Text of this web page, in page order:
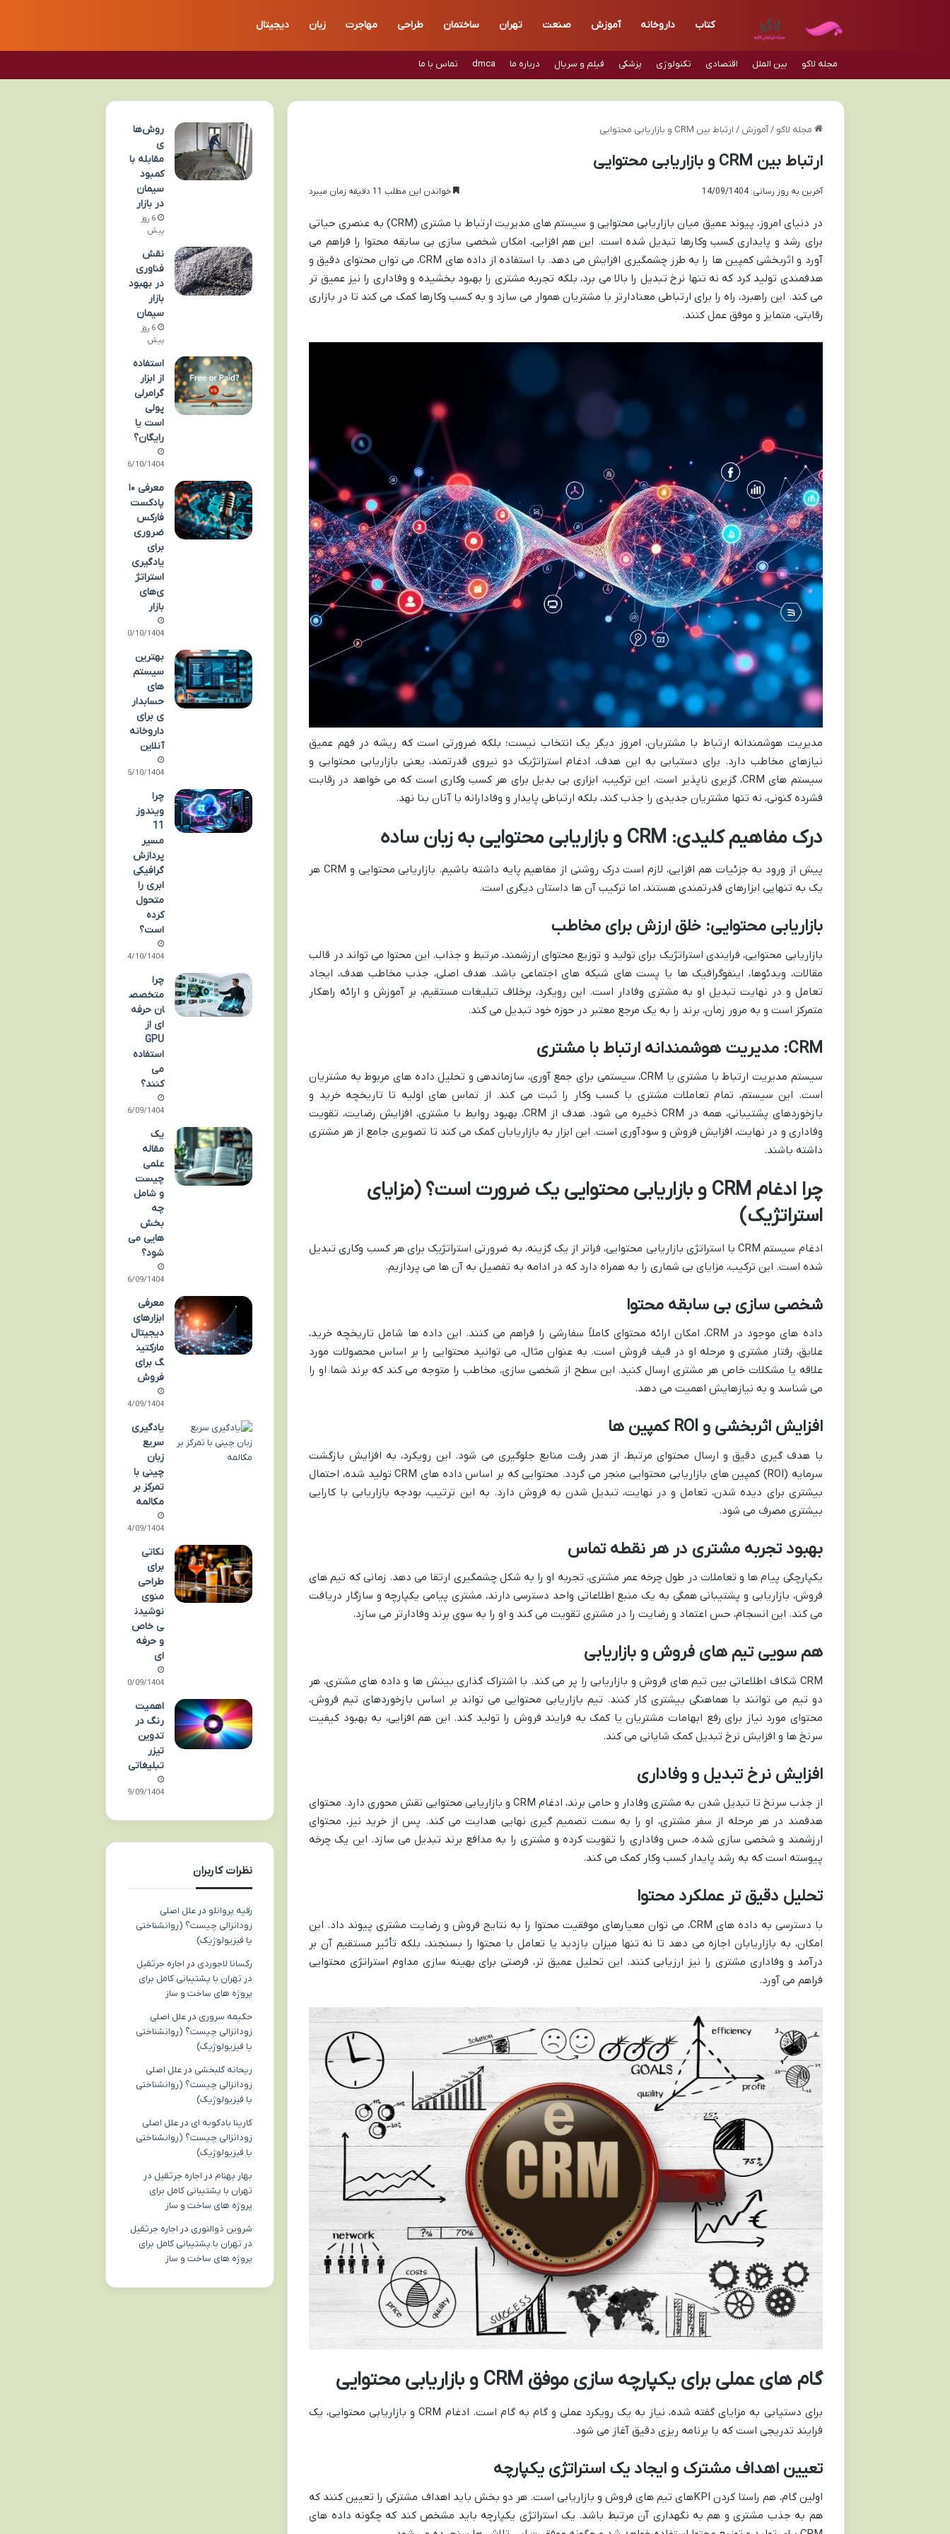
کتاب داروخانه آموزش صنعت تهران ساختمان طراحی مهاجرت زبان دیجیتال
مجله لاکو بین الملل اقتصادی تکنولوژی پزشکی فیلم و سریال درباره ما dmca تماس با ما
مجله لاکو / آموزش / ارتباط بین CRM و بازاریابی محتوایی
ارتباط بین CRM و بازاریابی محتوایی
آخرین به روز رسانی: 14/09/1404 خواندن این مطلب 11 دقیقه زمان میبرد
در دنیای امروز، پیوند عمیق میان بازاریابی محتوایی و سیستم های مدیریت ارتباط با مشتری (CRM) به عنصری حیاتی
برای رشد و پایداری کسب وکارها تبدیل شده است. این هم افزایی، امکان شخصی سازی بی سابقه محتوا را فراهم می
آورد و اثربخشی کمپین ها را به طرز چشمگیری افزایش می دهد. با استفاده از داده های CRM، می توان محتوای دقیق و
هدفمندی تولید کرد که نه تنها نرخ تبدیل را بالا می برد، بلکه تجربه مشتری را بهبود بخشیده و وفاداری را نیز عمیق تر
می کند. این راهبرد، راه را برای ارتباطی معنادارتر با مشتریان هموار می سازد و به کسب وکارها کمک می کند تا در بازاری
رقابتی، متمایز و موفق عمل کنند.
مدیریت هوشمندانه ارتباط با مشتریان، امروز دیگر یک انتخاب نیست؛ بلکه ضرورتی است که ریشه در فهم عمیق
نیازهای مخاطب دارد. برای دستیابی به این هدف، ادغام استراتژیک دو نیروی قدرتمند، یعنی بازاریابی محتوایی و
سیستم های CRM، گزیری ناپذیر است. این ترکیب، ابزاری بی بدیل برای هر کسب وکاری است که می خواهد در رقابت
فشرده کنونی، نه تنها مشتریان جدیدی را جذب کند، بلکه ارتباطی پایدار و وفادارانه با آنان بنا نهد.
درک مفاهیم کلیدی: CRM و بازاریابی محتوایی به زبان ساده
پیش از ورود به جزئیات هم افزایی، لازم است درک روشنی از مفاهیم پایه داشته باشیم. بازاریابی محتوایی و CRM هر
یک به تنهایی ابزارهای قدرتمندی هستند، اما ترکیب آن ها داستان دیگری است.
بازاریابی محتوایی: خلق ارزش برای مخاطب
بازاریابی محتوایی، فرایندی استراتژیک برای تولید و توزیع محتوای ارزشمند، مرتبط و جذاب. این محتوا می تواند در قالب
مقالات، ویدئوها، اینفوگرافیک ها یا پست های شبکه های اجتماعی باشد. هدف اصلی، جذب مخاطب هدف، ایجاد
تعامل و در نهایت تبدیل او به مشتری وفادار است. این رویکرد، برخلاف تبلیغات مستقیم، بر آموزش و ارائه راهکار
متمرکز است و به مرور زمان، برند را به یک مرجع معتبر در حوزه خود تبدیل می کند.
CRM: مدیریت هوشمندانه ارتباط با مشتری
سیستم مدیریت ارتباط با مشتری یا CRM، سیستمی برای جمع آوری، سازماندهی و تحلیل داده های مربوط به مشتریان
است. این سیستم، تمام تعاملات مشتری با کسب وکار را ثبت می کند. از تماس های اولیه تا تاریخچه خرید و
بازخوردهای پشتیبانی، همه در CRM ذخیره می شود. هدف از CRM، بهبود روابط با مشتری، افزایش رضایت، تقویت
وفاداری و در نهایت، افزایش فروش و سودآوری است. این ابزار به بازاریابان کمک می کند تا تصویری جامع از هر مشتری
داشته باشند.
چرا ادغام CRM و بازاریابی محتوایی یک ضرورت است؟ (مزایای
استراتژیک)
ادغام سیستم CRM با استراتژی بازاریابی محتوایی، فراتر از یک گزینه، به ضرورتی استراتژیک برای هر کسب وکاری تبدیل
شده است. این ترکیب، مزایای بی شماری را به همراه دارد که در ادامه به تفصیل به آن ها می پردازیم.
شخصی سازی بی سابقه محتوا
داده های موجود در CRM، امکان ارائه محتوای کاملاً سفارشی را فراهم می کنند. این داده ها شامل تاریخچه خرید،
علایق، رفتار مشتری و مرحله او در قیف فروش است. به عنوان مثال، می توانید محتوایی را بر اساس محصولات مورد
علاقه یا مشکلات خاص هر مشتری ارسال کنید. این سطح از شخصی سازی، مخاطب را متوجه می کند که برند شما او را
می شناسد و به نیازهایش اهمیت می دهد.
افزایش اثربخشی و ROI کمپین ها
با هدف گیری دقیق و ارسال محتوای مرتبط، از هدر رفت منابع جلوگیری می شود. این رویکرد، به افزایش بازگشت
سرمایه (ROI) کمپین های بازاریابی محتوایی منجر می گردد. محتوایی که بر اساس داده های CRM تولید شده، احتمال
بیشتری برای دیده شدن، تعامل و در نهایت، تبدیل شدن به فروش دارد. به این ترتیب، بودجه بازاریابی با کارایی
بیشتری مصرف می شود.
بهبود تجربه مشتری در هر نقطه تماس
یکپارچگی پیام ها و تعاملات در طول چرخه عمر مشتری، تجربه او را به شکل چشمگیری ارتقا می دهد. زمانی که تیم های
فروش، بازاریابی و پشتیبانی همگی به یک منبع اطلاعاتی واحد دسترسی دارند، مشتری پیامی یکپارچه و سازگار دریافت
می کند. این انسجام، حس اعتماد و رضایت را در مشتری تقویت می کند و او را به سوی برند وفادارتر می سازد.
هم سویی تیم های فروش و بازاریابی
CRM شکاف اطلاعاتی بین تیم های فروش و بازاریابی را پر می کند. با اشتراک گذاری بینش ها و داده های مشتری، هر
دو تیم می توانند با هماهنگی بیشتری کار کنند. تیم بازاریابی محتوایی می تواند بر اساس بازخوردهای تیم فروش،
محتوای مورد نیاز برای رفع ابهامات مشتریان یا کمک به فرایند فروش را تولید کند. این هم افزایی، به بهبود کیفیت
سرنخ ها و افزایش نرخ تبدیل کمک شایانی می کند.
افزایش نرخ تبدیل و وفاداری
از جذب سرنخ تا تبدیل شدن به مشتری وفادار و حامی برند، ادغام CRM و بازاریابی محتوایی نقش محوری دارد. محتوای
هدفمند در هر مرحله از سفر مشتری، او را به سمت تصمیم گیری نهایی هدایت می کند. پس از خرید نیز، محتوای
ارزشمند و شخصی سازی شده، حس وفاداری را تقویت کرده و مشتری را به مدافع برند تبدیل می سازد. این یک چرخه
پیوسته است که به رشد پایدار کسب وکار کمک می کند.
تحلیل دقیق تر عملکرد محتوا
با دسترسی به داده های CRM، می توان معیارهای موفقیت محتوا را به نتایج فروش و رضایت مشتری پیوند داد. این
امکان، به بازاریابان اجازه می دهد تا نه تنها میزان بازدید یا تعامل با محتوا را بسنجند، بلکه تأثیر مستقیم آن بر
درآمد و وفاداری مشتری را نیز ارزیابی کنند. این تحلیل عمیق تر، فرصتی برای بهینه سازی مداوم استراتژی محتوایی
فراهم می آورد.
گام های عملی برای یکپارچه سازی موفق CRM و بازاریابی محتوایی
برای دستیابی به مزایای گفته شده، نیاز به یک رویکرد عملی و گام به گام است. ادغام CRM و بازاریابی محتوایی، یک
فرایند تدریجی است که با برنامه ریزی دقیق آغاز می شود.
تعیین اهداف مشترک و ایجاد یک استراتژی یکپارچه
اولین گام، هم راستا کردن KPIهای تیم های فروش و بازاریابی است. هر دو بخش باید اهداف مشترکی را تعیین کنند که
هم به جذب مشتری و هم به نگهداری آن مرتبط باشد. یک استراتژی یکپارچه باید مشخص کند که چگونه داده های
روش‌ها
ی
مقابله با
کمبود
سیمان
در بازار
6 روز
پیش
نقش
فناوری
در بهبود
بازار
سیمان
6 روز
پیش
استفاده
از ابزار
گرامرلی
پولی
است یا
رایگان؟
16/10/1404
معرفی ۱۰
پادکست
فارکس
ضروری
برای
یادگیری
استراتژ
ی‌های
بازار
10/10/1404
بهترین
سیستم‌
های
حسابدار
ی برای
داروخانه
آنلاین
05/10/1404
چرا
ویندوز
11
مسیر
پردازش
گرافیکی
ابری را
متحول
کرده
است؟
04/10/1404
چرا
متخصص
ان حرفه
ای از
GPU
استفاده
می
کنند؟
26/09/1404
یک
مقاله
علمی
چیست
و شامل
چه
بخش
هایی می
شود؟
26/09/1404
معرفی
ابزارهای
دیجیتال
مارکتین
گ برای
فروش
14/09/1404
یادگیری
سریع
زبان
چینی با
تمرکز بر
مکالمه
14/09/1404
نکاتی
برای
طراحی
منوی
نوشیدن
ی خاص
و حرفه
ای
10/09/1404
اهمیت
رنگ در
تدوین
تیزر
تبلیغاتی
09/09/1404
نظرات کاربران
رقیه پروانلو در علل اصلی
زودانزالی چیست؟ (روانشناختی
یا فیزیولوژیک)
رکسانا لاجوردی در اجاره جرثقیل
در تهران با پشتیبانی کامل برای
پروژه های ساخت و ساز
حکیمه سروری در علل اصلی
زودانزالی چیست؟ (روانشناختی
یا فیزیولوژیک)
ریحانه گلبخشی در علل اصلی
زودانزالی چیست؟ (روانشناختی
یا فیزیولوژیک)
کارینا بادکوبه ای در علل اصلی
زودانزالی چیست؟ (روانشناختی
یا فیزیولوژیک)
بهار بهنام در اجاره جرثقیل در
تهران با پشتیبانی کامل برای
پروژه های ساخت و ساز
شروین ذوالنوری در اجاره جرثقیل
در تهران با پشتیبانی کامل برای
پروژه های ساخت و ساز